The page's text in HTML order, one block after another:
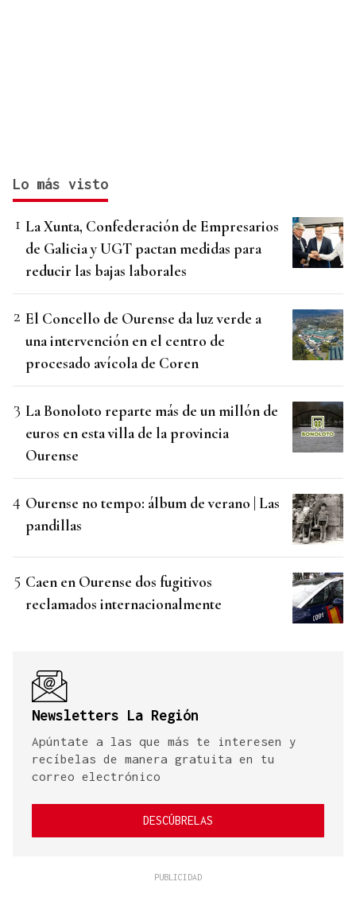
Lo más visto
La Xunta, Confederación de Empresarios
de Galicia y UGT pactan medidas para
reducir las bajas laborales
El Concello de Ourense da luz verde a
una intervención en el centro de
procesado avícola de Coren
La Bonoloto reparte más de un millón de
euros en esta villa de la provincia
Ourense
Ourense no tempo: álbum de verano | Las
pandillas
Caen en Ourense dos fugitivos
reclamados internacionalmente
Newsletters La Región
Apúntate a las que más te interesen y
recíbelas de manera gratuita en tu
correo electrónico
DESCÚBRELAS